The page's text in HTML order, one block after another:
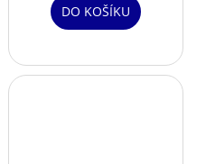
DO KOŠÍKU